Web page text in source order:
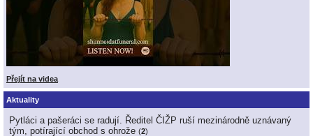
Přejít na videa
Aktuality
Pytláci a pašeráci se radují. Ředitel ČIŽP ruší mezinárodně uznávaný
tým, potírající obchod s ohrože (2)